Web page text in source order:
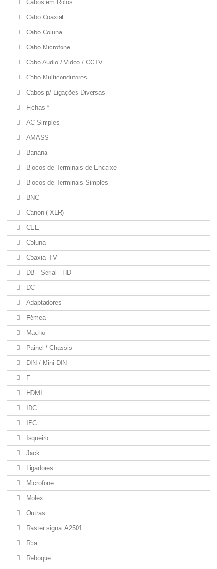
Cabos em Rolos
Cabo Coaxial
Cabo Coluna
Cabo Microfone
Cabo Audio / Video / CCTV
Cabo Multicondutores
Cabos p/ Ligações Diversas
Fichas *
AC Simples
AMASS
Banana
Blocos de Terminais de Encaixe
Blocos de Terminais Simples
BNC
Canon ( XLR)
CEE
Coluna
Coaxial TV
DB - Serial - HD
DC
Adaptadores
Fêmea
Macho
Painel / Chassis
DIN / Mini DIN
F
HDMI
IDC
IEC
Isqueiro
Jack
Ligadores
Microfone
Molex
Outras
Raster signal A2501
Rca
Reboque